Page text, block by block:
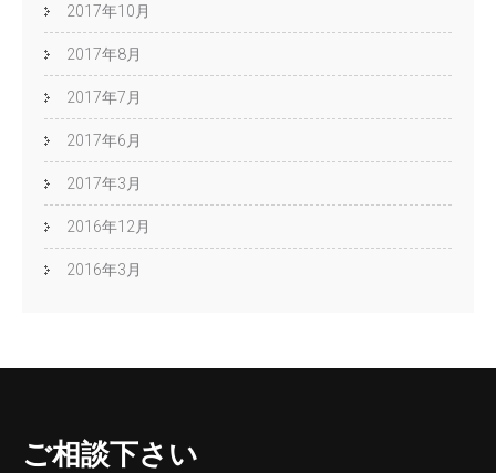
2017年10月
2017年8月
2017年7月
2017年6月
2017年3月
2016年12月
2016年3月
ご相談下さい